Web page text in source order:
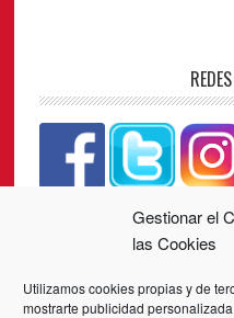
Gestionar el
las Cookies
Utilizamos cookies propias y de
mostrarte publicidad
PLAZA LOS JUZGADOS,